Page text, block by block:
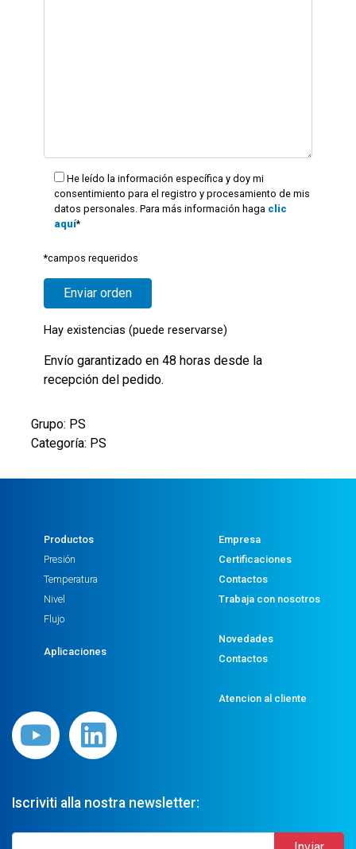
He leído la información específica y doy mi
consentimiento para el registro y procesamiento de mis
datos personales. Para más información haga clic
aquí*
*campos requeridos
Hay existencias (puede reservarse)
Envío garantizado en 48 horas desde la
recepción del pedido.
Grupo: PS
Categoría: PS
Productos
Presión
Temperatura
Nivel
Flujo
Aplicaciones
Empresa
Certificaciones
Contactos
Trabaja con nosotros
Novedades
Contactos
Atencion al cliente
Iscriviti alla nostra newsletter: